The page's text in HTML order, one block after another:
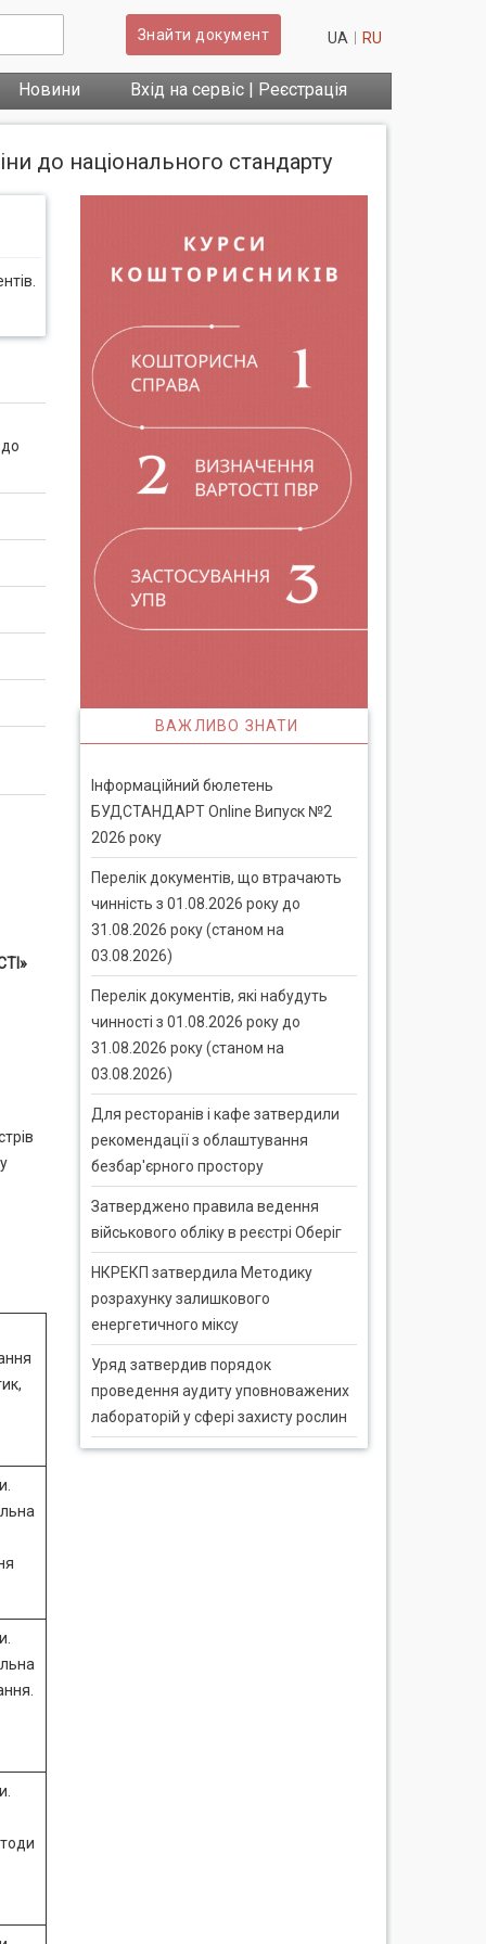
Знайти документ UA RU
Новини Вхід на сервіс | Реєстрація
до національного стандарту
ВАЖЛИВО ЗНАТИ
Інформаційний бюлетень
БУДСТАНДАРТ Online Випуск №2
2026 року
Перелік документів, що втрачають
чинність з 01.08.2026 року до
31.08.2026 року (станом на
03.08.2026)
Перелік документів, які набудуть
чинності з 01.08.2026 року до
31.08.2026 року (станом на
03.08.2026)
Для ресторанів і кафе затвердили
рекомендації з облаштування
безбар'єрного простору
Затверджено правила ведення
військового обліку в реєстрі Оберіг
НКРЕКП затвердила Методику
розрахунку залишкового
енергетичного міксу
Уряд затвердив порядок
проведення аудиту уповноважених
лабораторій у сфері захисту рослин